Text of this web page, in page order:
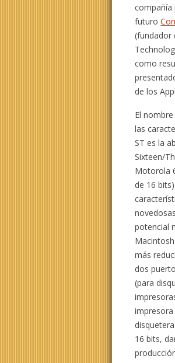
compañía
futuro
(fundador
como
de los
El
las
ST es la
Sixteen/
Motorola
de 16
potencial
más
dos
(para
16 bits,